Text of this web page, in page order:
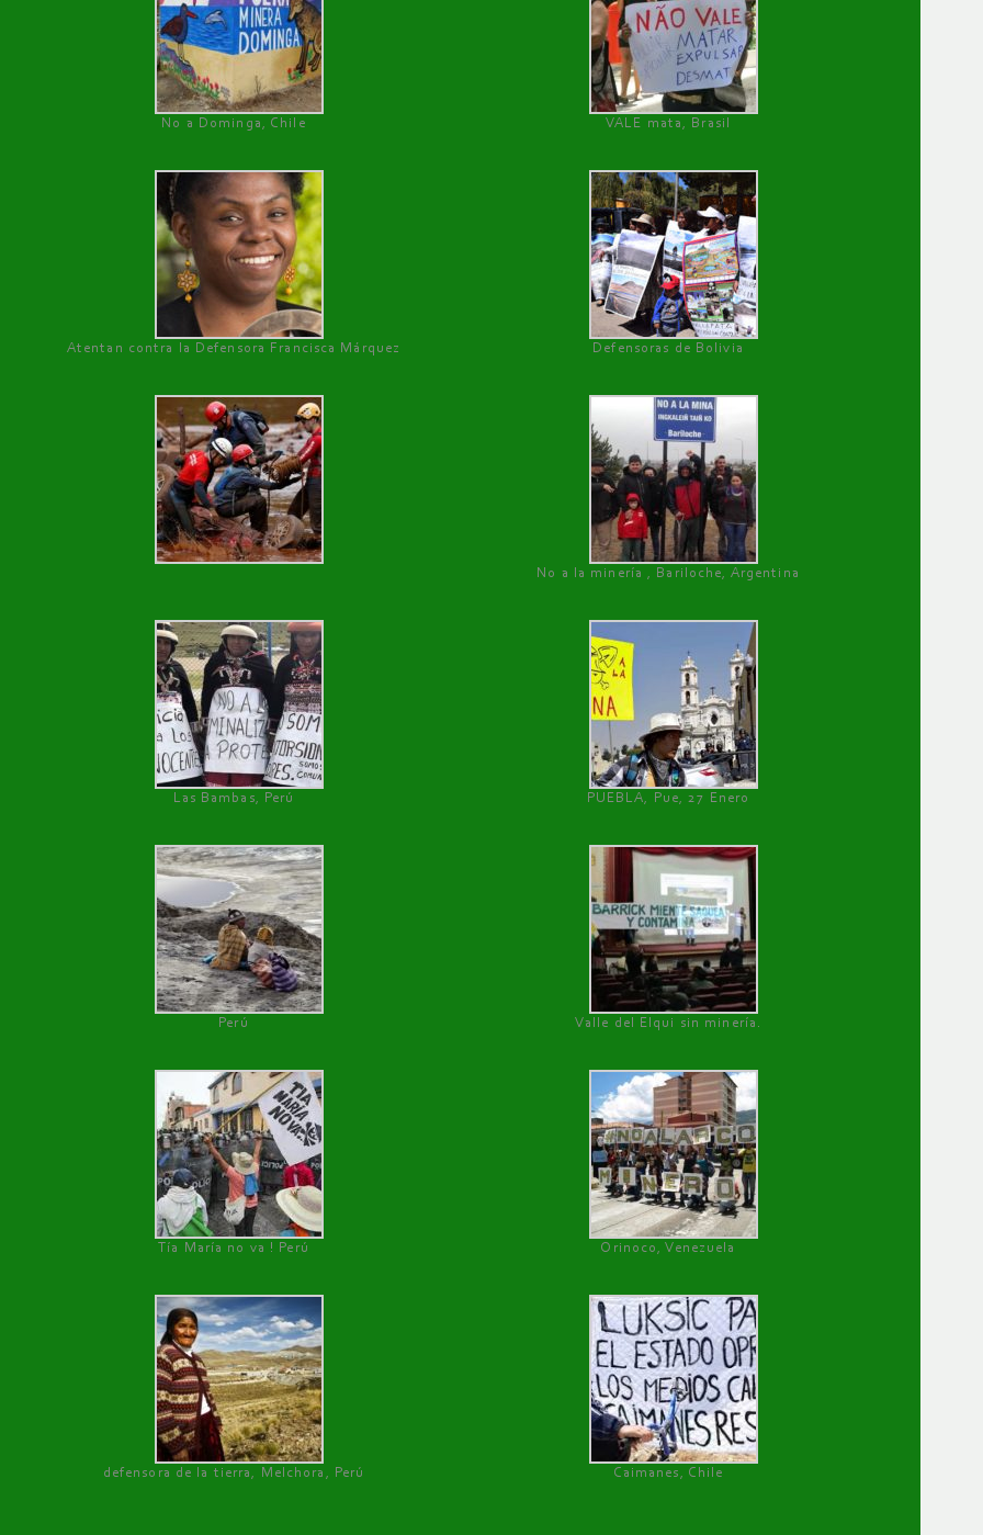
No a Dominga, Chile
VALE mata, Brasil
Atentan contra la Defensora Francisca Márquez Defensoras de Bolivia
No a la minería , Bariloche, Argentina
Las Bambas, Perú PUEBLA, Pue, 27 Enero
Perú Valle del Elqui sin minería.
Tía María no va ! Perú Orinoco, Venezuela
defensora de la tierra, Melchora, Perú Caimanes, Chile